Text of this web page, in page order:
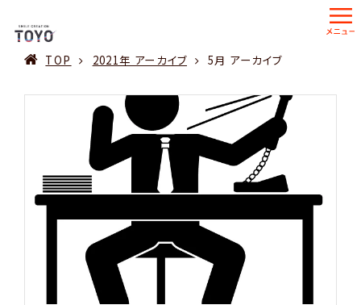
TOP 2021年 アーカイブ 5月 アーカイブ